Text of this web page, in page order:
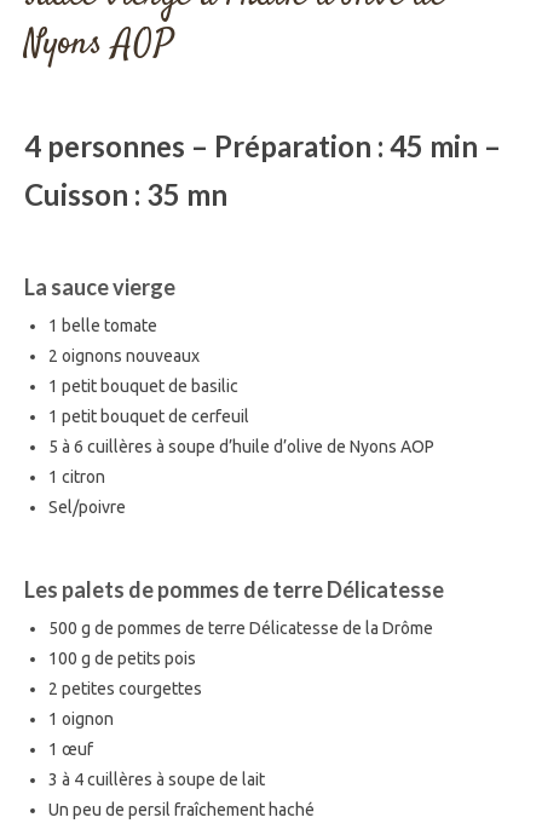
Nyons AOP
4 personnes – Préparation : 45 min –
Cuisson : 35 mn
La sauce vierge
1 belle tomate
2 oignons nouveaux
1 petit bouquet de basilic
1 petit bouquet de cerfeuil
5 à 6 cuillères à soupe d’huile d’olive de Nyons AOP
1 citron
Sel/poivre
Les palets de pommes de terre Délicatesse
500 g de pommes de terre Délicatesse de la Drôme
100 g de petits pois
2 petites courgettes
1 oignon
1 œuf
3 à 4 cuillères à soupe de lait
Un peu de persil fraîchement haché